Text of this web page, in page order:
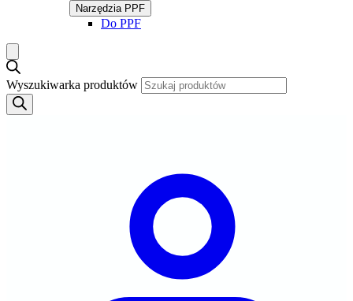
Narzędzia PPF
Do PPF
Wyszukiwarka produktów